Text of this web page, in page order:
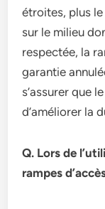
étroites, plus
sur le milieu
respectée, la
garantie
s’assurer que
d’améliorer la
Q. Lors de
rampes